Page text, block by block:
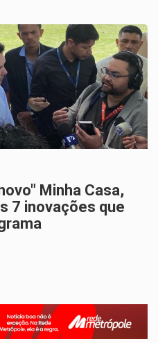
Minha Casa,
7 inovações que